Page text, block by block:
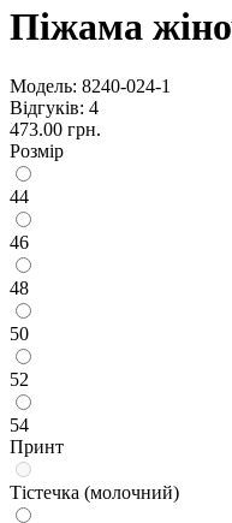
Піжама
Модель: 8240-024-1
Відгуків: 4
473.00 грн.
Розмір
44
46
48
50
52
54
Принт
Тістечка (молочний)